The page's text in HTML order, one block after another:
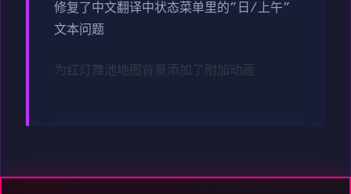
修复了中文翻译中状态菜单里的”日/上午”
文本问题
为红灯舞池地图背景添加了附加动画